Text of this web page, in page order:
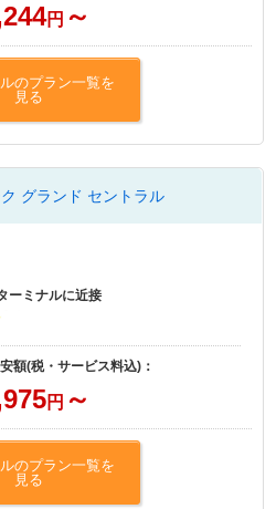
円 ～
のプラン一覧を
見る
グランド セントラル
ーミナルに近接
額(税・サービス料込)：
円 ～
のプラン一覧を
見る